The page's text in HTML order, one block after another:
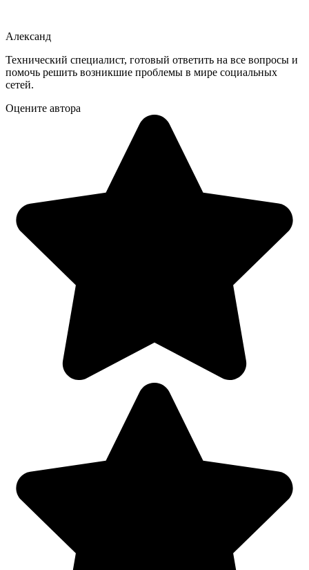
Александ
Технический специалист, готовый ответить на все вопросы и
помочь решить возникшие проблемы в мире социальных
сетей.
Оцените автора